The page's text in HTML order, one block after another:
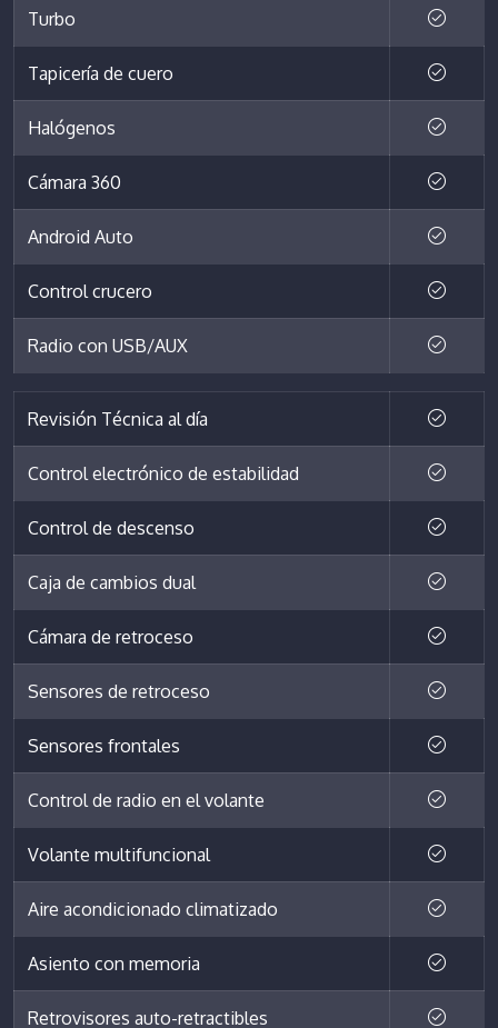
Turbo
Tapicería de cuero
Halógenos
Cámara 360
Android Auto
Control crucero
Radio con USB/AUX
Revisión Técnica al día
Control electrónico de estabilidad
Control de descenso
Caja de cambios dual
Cámara de retroceso
Sensores de retroceso
Sensores frontales
Control de radio en el volante
Volante multifuncional
Aire acondicionado climatizado
Asiento con memoria
Retrovisores auto-retractibles